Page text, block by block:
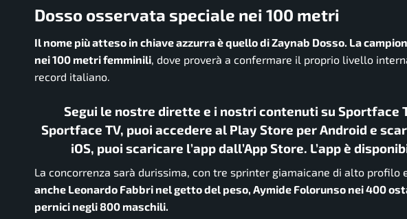
Dosso osservata speciale nei 100 metri
Il nome più atteso in chiave azzurra è quello di Zaynab Dosso. La
nei 100 metri femminili , dove proverà a confermare il proprio livello
record italiano.
Segui le nostre dirette e i nostri contenuti su Sportface
Sportface TV, puoi accedere al Play Store per Android e
iOS, puoi scaricare l’app dall’App Store. L’app è
La concorrenza sarà durissima, con tre sprinter giamaicane di alto profilo
anche Leonardo Fabbri nel getto del peso, Aymide Folorunso nei 400
pernici negli 800 maschili.